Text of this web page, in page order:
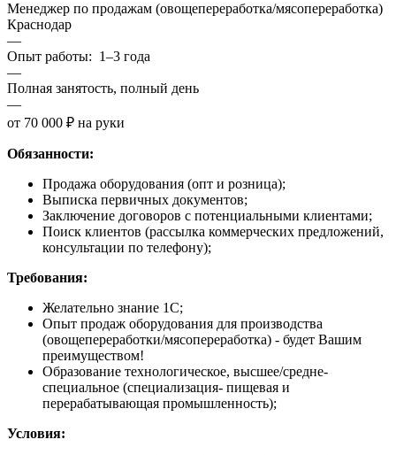
Менеджер по продажам (овощепереработка/мясопереработка)
Краснодар
—
Опыт работы: 1–3 года
—
Полная занятость, полный день
—
от 70 000 ₽ на руки
Обязанности:
Продажа оборудования (опт и розница);
Выписка первичных документов;
Заключение договоров с потенциальными клиентами;
Поиск клиентов (рассылка коммерческих предложений,
консультации по телефону);
Требования:
Желательно знание 1С;
Опыт продаж оборудования для производства
(овощепереработки/мясопереработка) - будет Вашим
преимуществом!
Образование технологическое, высшее/средне-
специальное (специализация- пищевая и
перерабатывающая промышленность);
Условия: